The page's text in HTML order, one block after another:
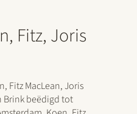
Fitz, Joris
Fitz MacLean, Joris
Brink beëdigd tot